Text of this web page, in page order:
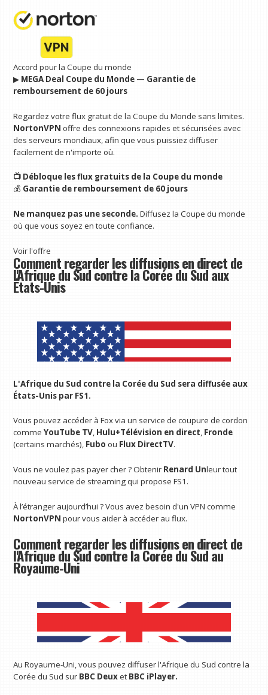
Accord pour la Coupe du monde
▶︎ MEGA Deal Coupe du Monde — Garantie de
remboursement de 60 jours
Regardez votre flux gratuit de la Coupe du Monde sans limites.
NortonVPN offre des connexions rapides et sécurisées avec
des serveurs mondiaux, afin que vous puissiez diffuser
facilement de n'importe où.
📺 Débloque les flux gratuits de la Coupe du monde
💰 Garantie de remboursement de 60 jours
Ne manquez pas une seconde. Diffusez la Coupe du monde
où que vous soyez en toute confiance.
Voir l'offre
Comment regarder les diffusions en direct de
l'Afrique du Sud contre la Corée du Sud aux
États-Unis
L'Afrique du Sud contre la Corée du Sud sera diffusée aux
États-Unis par FS1.
Vous pouvez accéder à Fox via un service de coupure de cordon
commeYouTube TV, Hulu+Télévision en direct, Fronde
(certains marchés), Fubo ou Flux DirectTV.
Vous ne voulez pas payer cher ? Obtenir Renard Unleur tout
nouveau service de streaming qui propose FS1.
À l’étranger aujourd’hui ? Vous avez besoin d'un VPN comme
NortonVPN pour vous aider à accéder au flux.
Comment regarder les diffusions en direct de
l'Afrique du Sud contre la Corée du Sud au
Royaume-Uni
Au Royaume-Uni, vous pouvez diffuser l'Afrique du Sud contre la
Corée du Sud sur BBC Deuxet BBC iPlayer.